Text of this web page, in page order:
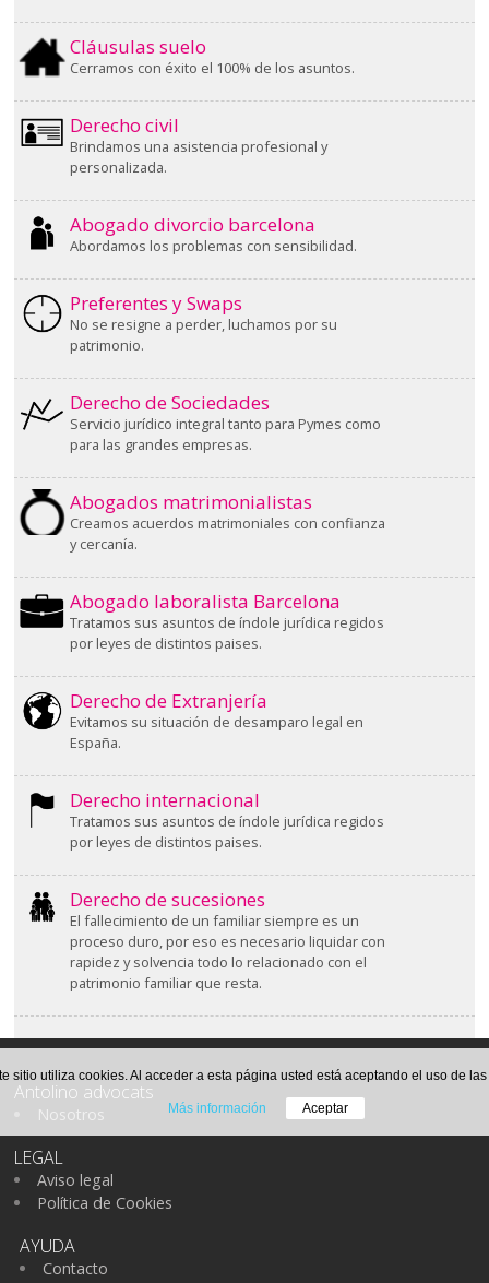
Cláusulas suelo
Cerramos con éxito el 100% de los asuntos.
Derecho civil
Brindamos una asistencia profesional y
personalizada.
Abogado divorcio barcelona
Abordamos los problemas con sensibilidad.
Preferentes y Swaps
No se resigne a perder, luchamos por su
patrimonio.
Derecho de Sociedades
Servicio jurídico integral tanto para Pymes como
para las grandes empresas.
Abogados matrimonialistas
Creamos acuerdos matrimoniales con confianza
y cercanía.
Abogado laboralista Barcelona
Tratamos sus asuntos de índole jurídica regidos
por leyes de distintos paises.
Derecho de Extranjería
Evitamos su situación de desamparo legal en
España.
Derecho internacional
Tratamos sus asuntos de índole jurídica regidos
por leyes de distintos paises.
Derecho de sucesiones
El fallecimiento de un familiar siempre es un
proceso duro, por eso es necesario liquidar con
rapidez y solvencia todo lo relacionado con el
patrimonio familiar que resta.
Antolino advocats
Nosotros
LEGAL
Aviso legal
Política de Cookies
AYUDA
Contacto
sitio utiliza cookies. Al acceder a esta página usted está aceptando el uso de las
Más información Aceptar